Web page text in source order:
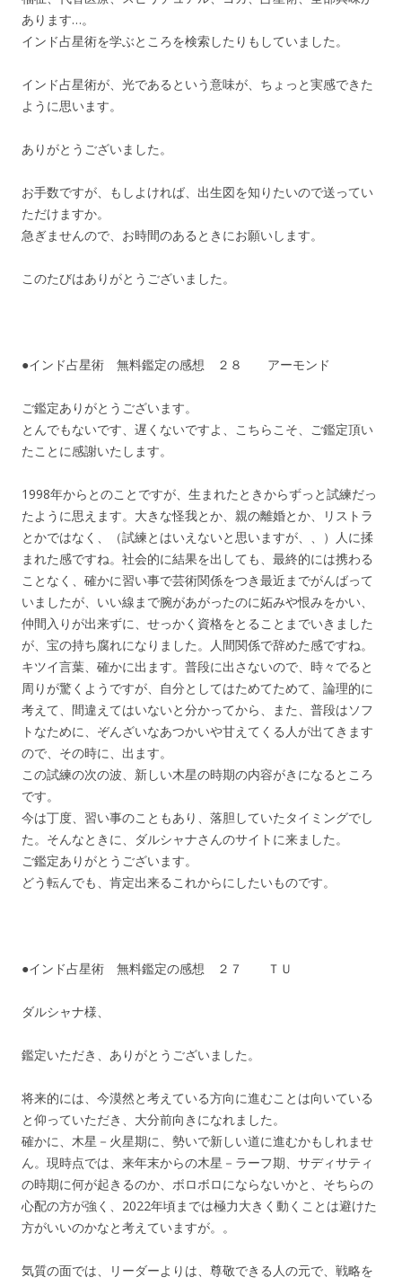
あります…。
インド占星術を学ぶところを検索したりもしていました。
インド占星術が、光であるという意味が、ちょっと実感できた
ように思います。
ありがとうございました。
お手数ですが、もしよければ、出生図を知りたいので送ってい
ただけますか。
急ぎませんので、お時間のあるときにお願いします。
このたびはありがとうございました。
●インド占星術 無料鑑定の感想 ２８ アーモンド
ご鑑定ありがとうございます。
とんでもないです、遅くないですよ、こちらこそ、ご鑑定頂い
たことに感謝いたします。
1998年からとのことですが、生まれたときからずっと試練だっ
たように思えます。大きな怪我とか、親の離婚とか、リストラ
とかではなく、（試練とはいえないと思いますが、、）人に揉
まれた感ですね。社会的に結果を出しても、最終的には携わる
ことなく、確かに習い事で芸術関係をつき最近までがんばって
いましたが、いい線まで腕があがったのに妬みや恨みをかい、
仲間入りが出来ずに、せっかく資格をとることまでいきました
が、宝の持ち腐れになりました。人間関係で辞めた感ですね。
キツイ言葉、確かに出ます。普段に出さないので、時々でると
周りが驚くようですが、自分としてはためてためて、論理的に
考えて、間違えてはいないと分かってから、また、普段はソフ
トなために、ぞんざいなあつかいや甘えてくる人が出てきます
ので、その時に、出ます。
この試練の次の波、新しい木星の時期の内容がきになるところ
です。
今は丁度、習い事のこともあり、落胆していたタイミングでし
た。そんなときに、ダルシャナさんのサイトに来ました。
ご鑑定ありがとうございます。
どう転んでも、肯定出来るこれからにしたいものです。
●インド占星術 無料鑑定の感想 ２７ ＴＵ
ダルシャナ様、
鑑定いただき、ありがとうございました。
将来的には、今漠然と考えている方向に進むことは向いている
と仰っていただき、大分前向きになれました。
確かに、木星－火星期に、勢いで新しい道に進むかもしれませ
ん。現時点では、来年末からの木星－ラーフ期、サディサティ
の時期に何が起きるのか、ボロボロにならないかと、そちらの
心配の方が強く、2022年頃までは極力大きく動くことは避けた
方がいいのかなと考えていますが。。
気質の面では、リーダーよりは、尊敬できる人の元で、戦略を